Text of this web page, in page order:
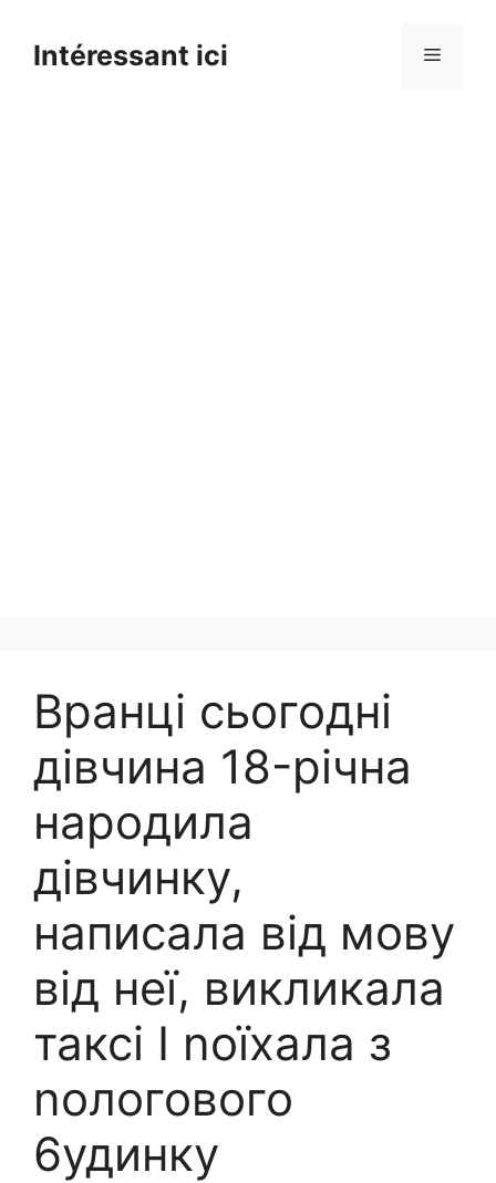
contentIntéressant ici Menu
Вранці cьогодні
дівчина 18-pічна
народила
дівчинку,
написала від мову
від неї, викликала
таксі І nоїхала з
nологового
6удинку